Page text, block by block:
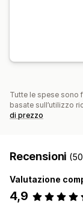
Tutte le spese sono
basate sull’utilizzo
di prezzo
Recensioni
Valutazione
4,9